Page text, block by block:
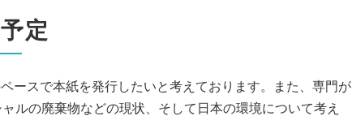
定
ースで本紙を発行したいと考えております。また、専門が
ルの廃棄物などの現状、そして日本の環境について考え